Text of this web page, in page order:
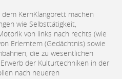
KernKlangbrett machen
wie Selbsttätigkeit,
von links nach rechts (wie
Erlerntem (Gedächtnis) sowie
die zu wesentlichen
der Kulturtechniken in der
nach neueren